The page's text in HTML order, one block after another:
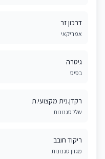
דרכון זר
אמריקאי
גיטרה
בסיס
רקדן.נית מקצועי.ת
שלל סגנונות
ריקוד חובב
מגוון סגנונות